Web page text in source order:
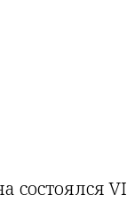
состоялся VI